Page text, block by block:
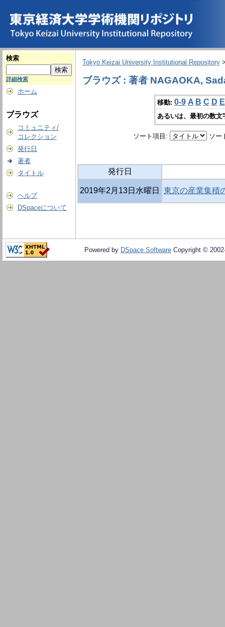
検索
詳細検索
ホーム
ブラウズ
コミュニティ/
コレクション
発行日
著者
タイトル
ヘルプ
DSpaceについて
Tokyo Keizai University Institutional Repository
ブラウズ : 著者 NAGAOKA,
移動: 0-9 A B C D E
あるいは、最初の数
ソート項目: ソー
発行日
2019年2月13日水曜日 東京の産業集積
Powered by DSpace Software Copyright ©